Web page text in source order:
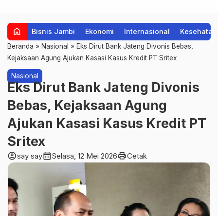
home Bisnis Jambi Ekonomi Internasional Kesehatan
Beranda » Nasional » Eks Dirut Bank Jateng Divonis Bebas,
Kejaksaan Agung Ajukan Kasasi Kasus Kredit PT Sritex
Nasional
Eks Dirut Bank Jateng Divonis
Bebas, Kejaksaan Agung
Ajukan Kasasi Kasus Kredit PT
Sritex
account_circlesay saycalendar_monthSelasa, 12 Mei 2026printCetak